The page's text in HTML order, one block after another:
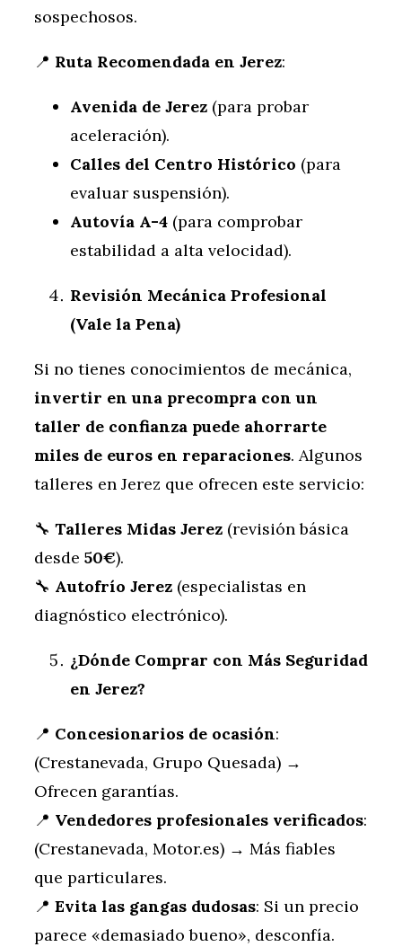
sospechosos.
📍 Ruta Recomendada en Jerez:
Avenida de Jerez (para probar
aceleración).
Calles del Centro Histórico (para
evaluar suspensión).
Autovía A-4 (para comprobar
estabilidad a alta velocidad).
Revisión Mecánica Profesional
(Vale la Pena)
Si no tienes conocimientos de mecánica,
invertir en una precompra con un
taller de confianza puede ahorrarte
miles de euros en reparaciones. Algunos
talleres en Jerez que ofrecen este servicio:
🔧 Talleres Midas Jerez (revisión básica
desde 50€).
🔧 Autofrío Jerez (especialistas en
diagnóstico electrónico).
¿Dónde Comprar con Más Seguridad
en Jerez?
📍 Concesionarios de ocasión:
(Crestanevada, Grupo Quesada) →
Ofrecen garantías.
📍 Vendedores profesionales verificados:
(Crestanevada, Motor.es) → Más fiables
que particulares.
📍 Evita las gangas dudosas: Si un precio
parece «demasiado bueno», desconfía.